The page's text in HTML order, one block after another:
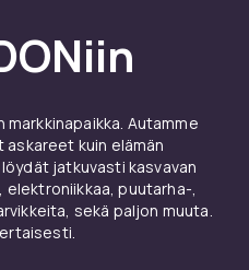
markkinapaikka. Autamme
kuin elämän
jatkuvasti kasvavan
puutarha-,
sekä paljon muuta.